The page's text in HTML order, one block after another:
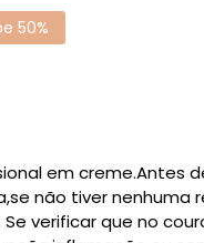
50%
em creme.Antes
não tiver nenhuma
verificar que no